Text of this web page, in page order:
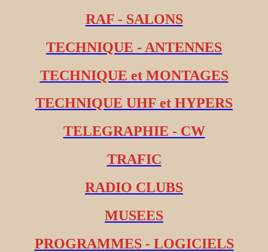
RAF - SALONS
TECHNIQUE - ANTENNES
TECHNIQUE et MONTAGES
TECHNIQUE UHF et HYPERS
TELEGRAPHIE - CW
TRAFIC
RADIO CLUBS
MUSEES
PROGRAMMES - LOGICIELS